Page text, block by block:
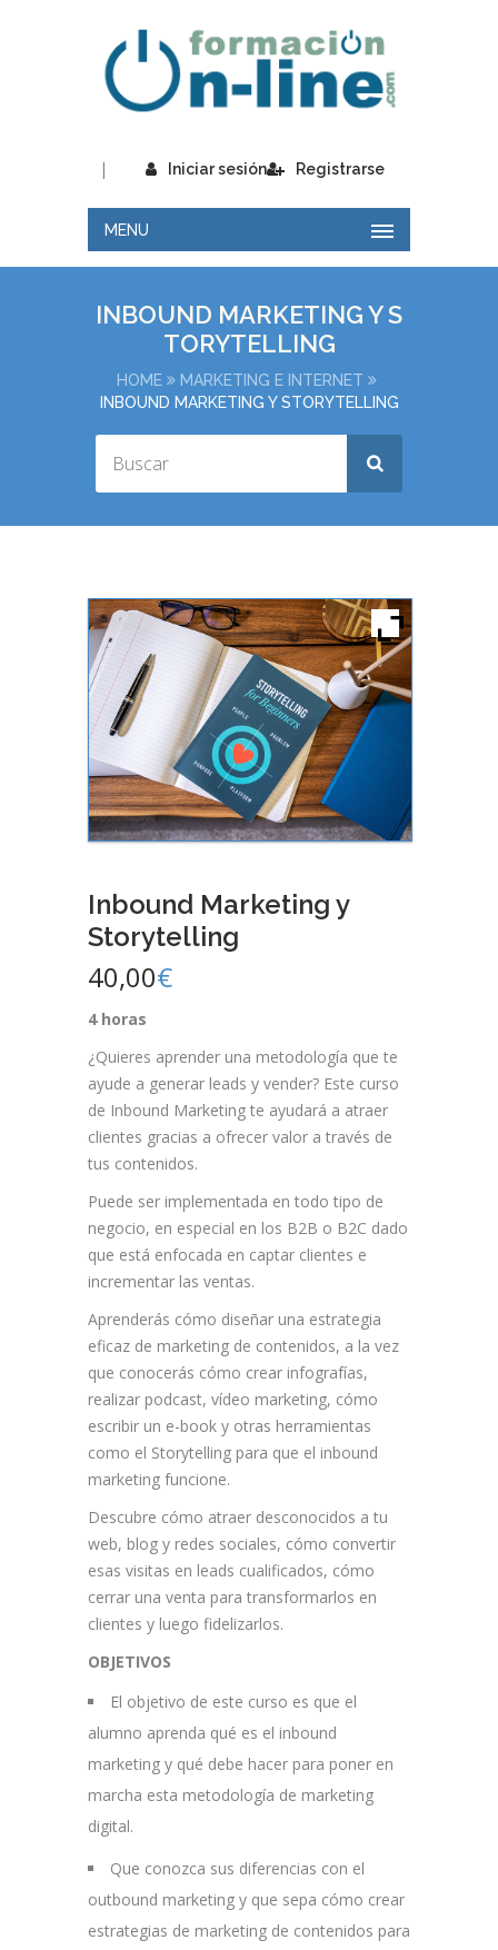
Iniciar sesión
| Registrarse
MENU
INBOUND MARKETING Y S
TORYTELLING
HOME
MARKETING E INTERNET
INBOUND MARKETING Y STORYTELLING
Inbound Marketing y
Storytelling
40,00€
4 horas
¿Quieres aprender una metodología que te
ayude a generar leads y vender? Este curso
de Inbound Marketing te ayudará a atraer
clientes gracias a ofrecer valor a través de
tus contenidos.
Puede ser implementada en todo tipo de
negocio, en especial en los B2B o B2C dado
que está enfocada en captar clientes e
incrementar las ventas.
Aprenderás cómo diseñar una estrategia
eficaz de marketing de contenidos, a la vez
que conocerás cómo crear infografías,
realizar podcast, vídeo marketing, cómo
escribir un e-book y otras herramientas
como el Storytelling para que el inbound
marketing funcione.
Descubre cómo atraer desconocidos a tu
web, blog y redes sociales, cómo convertir
esas visitas en leads cualificados, cómo
cerrar una venta para transformarlos en
clientes y luego fidelizarlos.
OBJETIVOS
El objetivo de este curso es que el
alumno aprenda qué es el inbound
marketing y qué debe hacer para poner en
marcha esta metodología de marketing
digital.
Que conozca sus diferencias con el
outbound marketing y que sepa cómo crear
estrategias de marketing de contenidos para